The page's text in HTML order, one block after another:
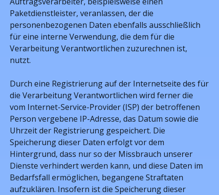
Paketdienstleister, veranlassen, der die
personenbezogenen Daten ebenfalls ausschließlich
für eine interne Verwendung, die dem für die
Verarbeitung Verantwortlichen zuzurechnen ist,
nutzt.
Durch eine Registrierung auf der Internetseite des für
die Verarbeitung Verantwortlichen wird ferner die
vom Internet-Service-Provider (ISP) der betroffenen
Person vergebene IP-Adresse, das Datum sowie die
Uhrzeit der Registrierung gespeichert. Die
Speicherung dieser Daten erfolgt vor dem
Hintergrund, dass nur so der Missbrauch unserer
Dienste verhindert werden kann, und diese Daten im
Bedarfsfall ermöglichen, begangene Straftaten
aufzuklären. Insofern ist die Speicherung dieser